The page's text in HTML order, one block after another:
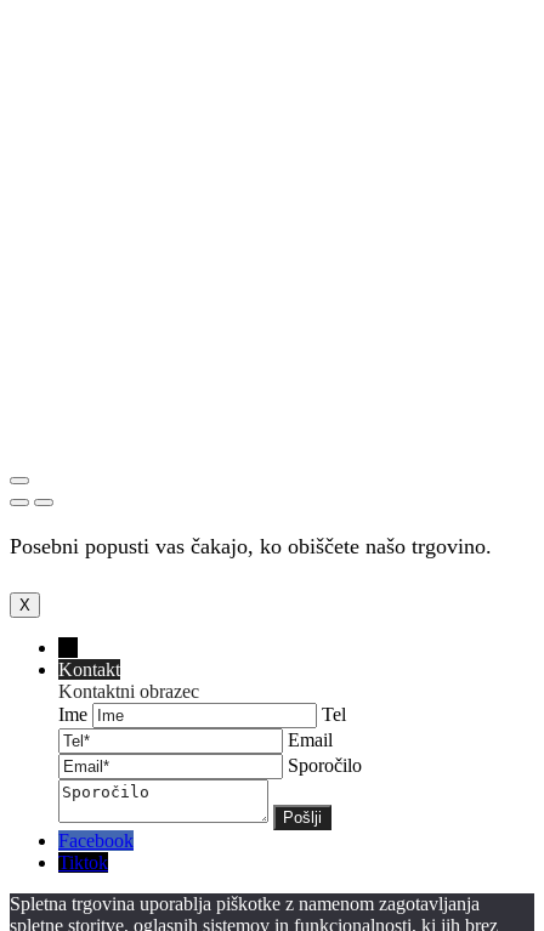
Posebni popusti vas čakajo, ko obiščete našo trgovino.
X
Kontakt
Kontaktni obrazec
Ime
Tel
Email
Sporočilo
Facebook
Tiktok
Spletna trgovina uporablja piškotke z namenom zagotavljanja
spletne storitve, oglasnih sistemov in funkcionalnosti, ki jih brez